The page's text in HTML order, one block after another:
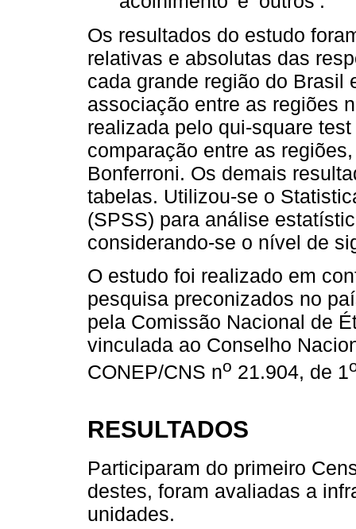
Os resultados do estudo
relativas e absolutas das
cada grande região do Brasil
associação entre as regiões
realizada pelo qui-square
comparação entre as
Bonferroni. Os demais
tabelas. Utilizou-se o
(SPSS) para análise
considerando-se o nível de
O estudo foi realizado em
pesquisa preconizados no
pela Comissão Nacional de
vinculada ao Conselho
CONEP/CNS no 21.904, de 1
RESULTADOS
Participaram do primeiro
destes, foram avaliadas a
unidades.